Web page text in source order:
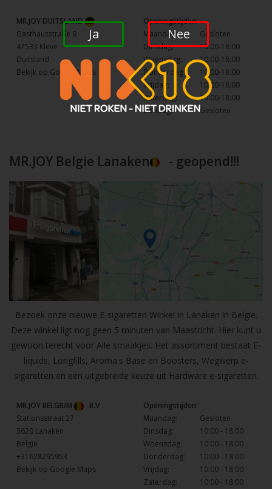
MR.JOY DUITSLAND
Gasthausstraße 9
47533 Kleve
Duitsland
Bekijk op Google Maps
Openingstijden:
Maandag:
Gesloten
Dinsdag:
10:00-18:00
Woensdag:
10:00-18:00
Donderdag:
10:00-18:00
Vrijdag:
10:00-18:00
Zaterdag:
10:00-18:00
Zondag:
Gesloten
MR.JOY Belgie Lanaken - geopend!!!
Bezoek onze nieuwe E-sigaretten Winkel in Lanaken in Belgie.
Deze winkel ligt nog geen 5 minuten van Maastricht. Hier kunt u
gewoon terecht voor Alle smaakjes. Het assortiment bestaat E-
liquids, Longfills, Aroma's Base en Boosters, Wegwerp e-
sigaretten en een uitgebreide keuze uit Hardware e-sigaretten.
MR.JOY BELGIUM
B.V
Stationsstraat 27
3620 Lanaken
België
+31628295953
Bekijk op Google Maps
Openingstijden:
Maandag:
Gesloten
Dinsdag:
10:00 - 18:00
Woensdag:
10:00 - 18:00
Donderdag:
10:00 - 18:00
Vrijdag:
10:00 - 18:00
Zaterdag:
10:00 - 18:00
Ja Nee